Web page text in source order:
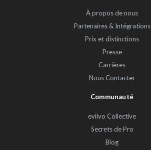
À propos de nous
Partenaires & Intégrations
Prix et distinctions
Presse
Carrières
Nous Contacter
Communauté
eviivo Collective
Secrets de Pro
Blog